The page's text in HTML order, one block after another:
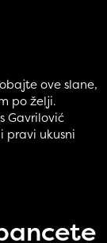
ove slane,
po želji.
Gavrilović
pravi ukusni